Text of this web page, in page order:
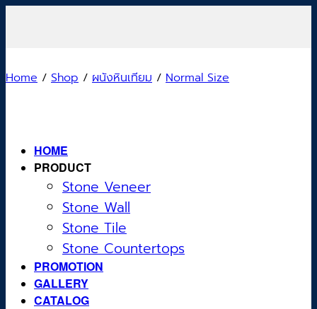
HOME
PRODUCT
Stone Veneer
Stone Wall
Stone Tile
Stone Countertops
PROMOTION
GALLERY
CATALOG
Home / Shop / ผนังหินเทียม / Normal Size